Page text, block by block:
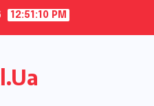
12:51:11 PM